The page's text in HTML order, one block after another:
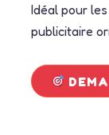
Idéal pour
publicitaire